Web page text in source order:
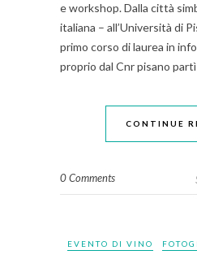
e workshop. Dalla città
italiana – all’Università di
primo corso di laurea in
proprio dal Cnr pisano
CONTINUE
0 Comments
EVENTO DI VINO